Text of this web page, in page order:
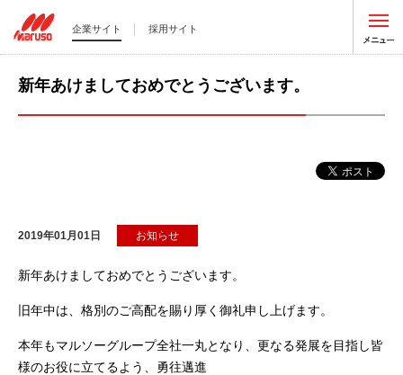
企業サイト 採用サイト
新年あけましておめでとうございます。
2019年01月01日 お知らせ
新年あけましておめでとうございます。
旧年中は、格別のご高配を賜り厚く御礼申し上げます。
本年もマルソーグループ全社一丸となり、更なる発展を目指し皆
様のお役に立てるよう、勇往邁進